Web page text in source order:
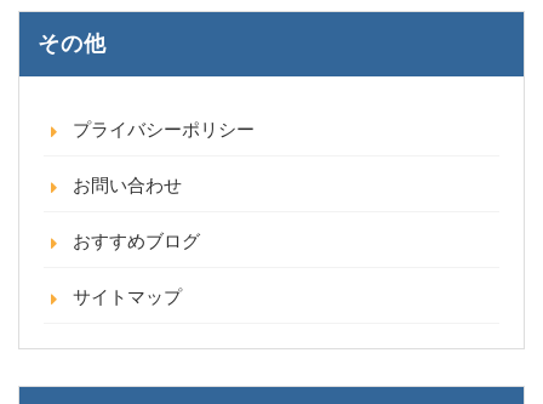
その他
プライバシーポリシー
お問い合わせ
おすすめブログ
サイトマップ